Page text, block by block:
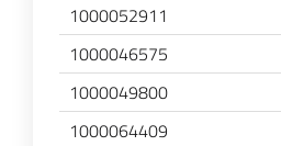
1000052911
1000046575
1000049800
1000064409